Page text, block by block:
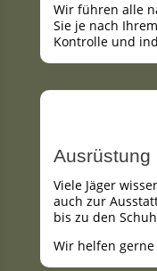
Wir führen alle
Sie je nach
Kontrolle und
Ausrüstung
Viele Jäger
auch zur
bis zu den
Wir helfen